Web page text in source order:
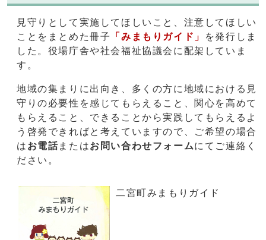
見守りとして実施してほしいこと、注意してほしい
ことをまとめた冊子
「みまもりガイド」
を発行しま
した。役場庁舎や社会福祉協議会に配架していま
す。
地域の集まりに出向き、多くの方に地域における見
守りの必要性を感じてもらえること、関心を高めて
もらえること、できることから実践してもらえるよ
う啓発できればと考えていますので、ご希望の場合
は お電話またはお問い合わせフォームにてご連絡く
ださい。
二宮町みまもりガイド